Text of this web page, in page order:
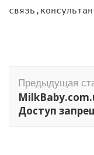
по
записям
Предыдущая
Доступ